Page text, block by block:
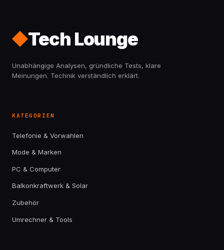
Tech Lounge
Unabhängige Analysen, gründliche Tests, klare
Meinungen. Technik verständlich erklärt.
KATEGORIEN
Telefonie & Vorwahlen
Mode & Marken
PC & Computer
Balkonkraftwerk & Solar
Zubehör
Umrechner & Tools